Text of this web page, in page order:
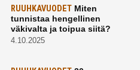
RUUHKAVUODETMiten
tunnistaa hengellinen
väkivalta ja toipua siitä?
4.10.2025